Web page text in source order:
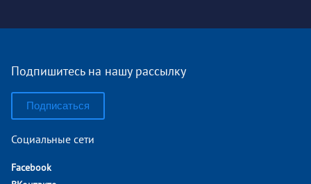
Подпишитесь на нашу рассылку
Подписаться
Социальные сети
Facebook